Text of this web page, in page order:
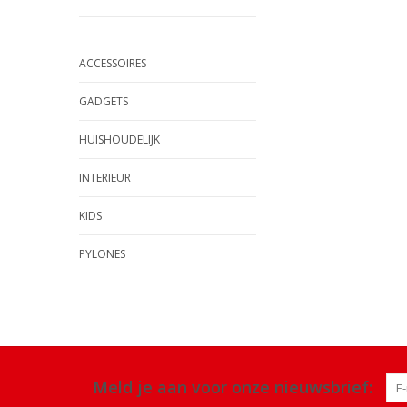
ACCESSOIRES
GADGETS
HUISHOUDELIJK
INTERIEUR
KIDS
PYLONES
Meld je aan voor onze nieuwsbrief: